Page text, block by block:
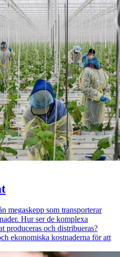
megaskepp som transporterar
Hur ser de komplexa
produceras och distribueras?
ekonomiska kostnaderna för att